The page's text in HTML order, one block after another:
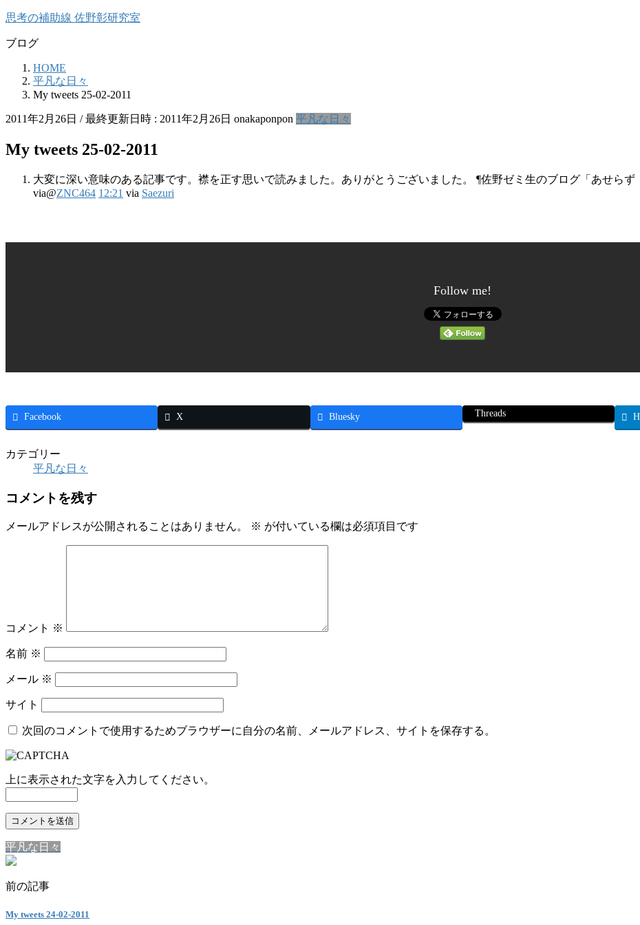
コ
テ
キ
プ
ナ
ゲ
に
動
思考の補助線 佐野彰研究室
ブログ
HOME
平凡な日々
My tweets 25-02-2011
2011年2月26日 / 最終更新日時 : 2011年2月26日 onakaponpon 平凡な日々
My tweets 25-02-2011
大変に深い意味のある記事です。襟を正す思いで読みました。ありがとうございました。 ¶佐野ゼミ生のブログ「あせ
via@ZNC464 12:21 via Saezuri
Follow me!
Facebook X Bluesky Threads
カテゴリー
平凡な日々
コメントを残す
メールアドレスが公開されることはありません。 ※ が付いている欄は必須項目です
コメント ※
名前 ※
メール ※
サイト
次回のコメントで使用するためブラウザーに自分の名前、メールアドレス、サイトを保存する。
上に表示された文字を入力してください。
平凡な日々
前の記事
My tweets 24-02-2011